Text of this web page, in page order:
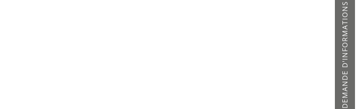
DEMANDE D'INFORMATIONS